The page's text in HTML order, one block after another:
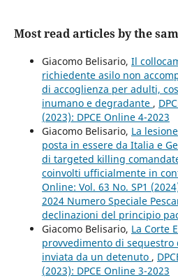
Most read articles by the
Giacomo Belisario, Il
richiedente asilo non
di accoglienza per adulti,
inumano e degradante ,
(2023): DPCE Online 4-2023
Giacomo Belisario, La
posta in essere da Italia e
di targeted killing
coinvolti ufficialmente in
Online: Vol. 63 No. SP1
2024 Numero Speciale
declinazioni del principio
Giacomo Belisario, La Corte
provvedimento di
inviata da un detenuto ,
(2023): DPCE Online 3-2023